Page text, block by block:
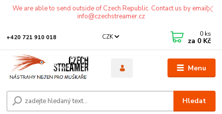
We are able to send outside of Czech Republic. Contact us by email:
info@czechstreamer.cz
Menu
CZK
Hledat
+420 721 910 018 0 ks
za 0 Kč